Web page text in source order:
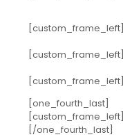
[custom_frame_left]
[custom_frame_left]
[custom_frame_left]
[one_fourth_last]
[custom_frame_left]
[/one_fourth_last]